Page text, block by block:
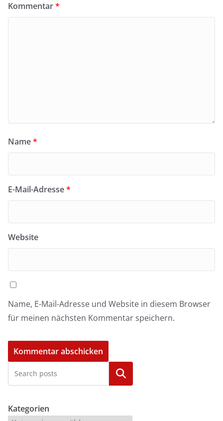
Kommentar*
Name*
E-Mail-Adresse*
Website
Name, E-Mail-Adresse und Website in diesem Browser
für meinen nächsten Kommentar speichern.
Kategorien
Kategorien